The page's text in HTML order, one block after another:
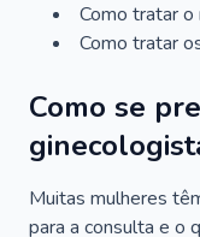
Como tratar o
Como tratar
Como se
Muitas mulheres
para a consulta e o